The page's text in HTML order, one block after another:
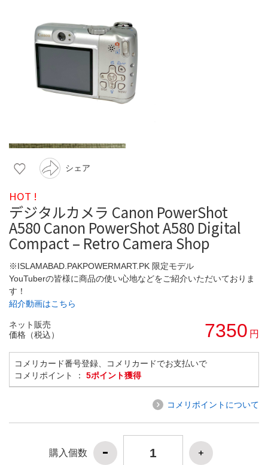
シェア
HOT !
デジタルカメラ Canon PowerShot
A580 Canon PowerShot A580 Digital
Compact – Retro Camera Shop
※ISLAMABAD.PAKPOWERMART.PK 限定モデル
YouTuberの皆様に商品の使い心地などをご紹介いただいておりま
す！
紹介動画はこちら
ネット販売
価格（税込）
7350 円
コメリカード番号登録、コメリカードでお支払いで
コメリポイント ： 5ポイント獲得
コメリポイントについて
購入個数